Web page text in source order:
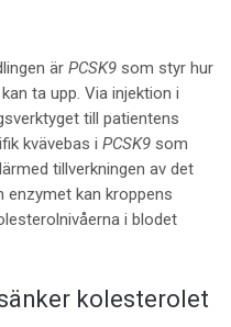
är PCSK9som styr hur
ta upp. Via injektion i
till patientens
kvävebas i PCSK9som
tillverkningen av det
enzymet kan kroppens
i blodet
kolesterolet